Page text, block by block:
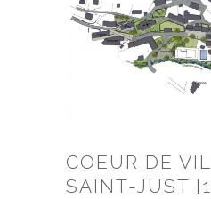
COEUR DE
SAINT-JUST